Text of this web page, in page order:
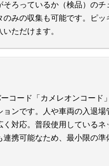
ろっているか（検品）の
みの収集も可能です。ピ
ただけます。
コード「カメレオンコード
ンです。人や車両の入退場
対応。普段使用している
携可能なため、最小限の